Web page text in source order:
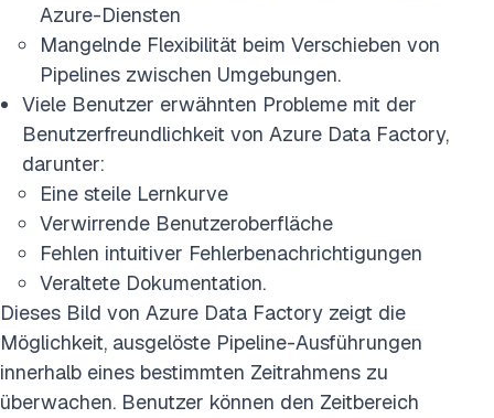
Azure-Diensten
Mangelnde Flexibilität beim Verschieben von
Pipelines zwischen Umgebungen.
Viele Benutzer erwähnten Probleme mit der
Benutzerfreundlichkeit von Azure Data Factory,
darunter:
Eine steile Lernkurve
Verwirrende Benutzeroberfläche
Fehlen intuitiver Fehlerbenachrichtigungen
Veraltete Dokumentation.
Dieses Bild von Azure Data Factory zeigt die
Möglichkeit, ausgelöste Pipeline-Ausführungen
innerhalb eines bestimmten Zeitrahmens zu
überwachen. Benutzer können den Zeitbereich